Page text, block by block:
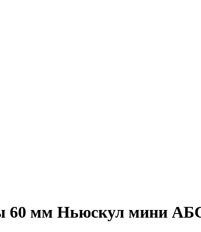
60 мм Ньюскул мини